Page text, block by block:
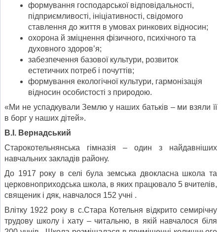
формування господарської відповідальності,
підприємливості, ініціативності, свідомого
ставлення до життя в умовах ринкових відносин;
охорона й зміцнення фізичного, психічного та
духовного здоров’я;
забезпечення базової культури, розвиток
естетичних потреб і почуттів;
формування екологічної культури, гармонізація
відносин особистості з природою.
«Ми не успадкували Землю у наших батьків – ми взяли її
в борг у наших дітей».
В.І. Вернадський
Старокотельнянська гімназія – один з найдавніших
навчальних закладів району.
До 1917 року в селі була земська двокласна школа та
церковноприходська школа, в яких працювало 5 вчителів,
священик і дяк, навчалося 152 учні .
Влітку 1922 року в с.Стара Котельня відкрито семирічну
трудову школу і хату – читальню, в якій навчалося біля